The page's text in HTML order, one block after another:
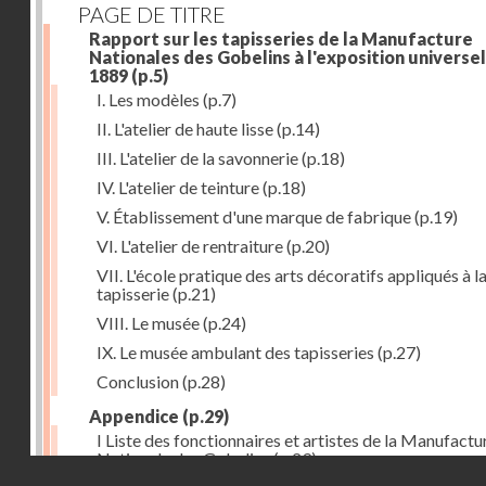
PAGE DE TITRE
Rapport sur les tapisseries de la Manufacture
Nationales des Gobelins à l'exposition
1889 (p.5)
I. Les modèles (p.7)
II. L'atelier de haute lisse(p.14)
III. L'atelier de la savonnerie(p.18)
IV. L'atelier de teinture(p.18)
V. Établissement d'une marque de fabrique(p.19)
VI. L'atelier de rentraiture(p.20)
VII. L'école pratique des arts décoratifs appliqués à la
tapisserie(p.21)
VIII. Le musée(p.24)
IX. Le musée ambulant des tapisseries (p.27)
Conclusion(p.28)
Appendice (p.29)
I Liste des fonctionnaires et artistes de la
Nationale des Gobelins(p.29)